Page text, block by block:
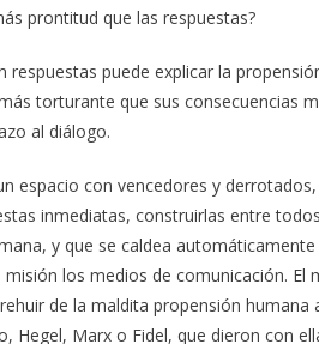
prontitud que las respuestas?
respuestas puede explicar la
torturante que sus consecuencias
al diálogo.
espacio con vencedores y
inmediatas, construirlas entre
y que se caldea
los medios de comunicación.
de la maldita propensión
Hegel, Marx o Fidel, que dieron con